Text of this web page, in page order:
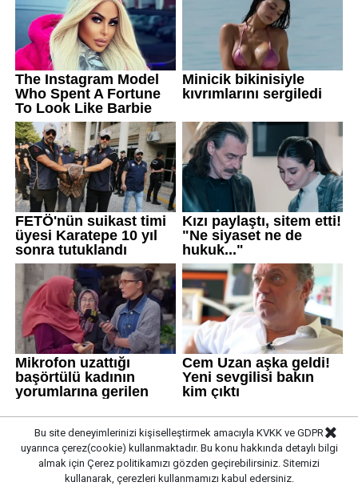
Gazete Pencere © 2019
Bu site deneyimlerinizi kişiselleştirmek amacıyla KVKK ve GDPR
uyarınca çerez(cookie) kullanmaktadır. Bu konu hakkında detaylı bilgi
almak için Çerez politikamızı gözden geçirebilirsiniz. Sitemizi
kullanarak, çerezleri kullanmamızı kabul edersiniz.